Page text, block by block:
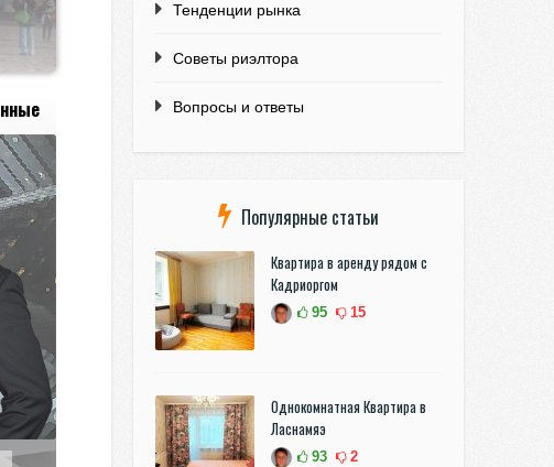
Тенденции рынка
Советы риэлтора
Вопросы и ответы
Популярные статьи
Квартира в аренду рядом с
Кадриоргом
95 15
Однокомнатная Квартира в
Ласнамяэ
93 2